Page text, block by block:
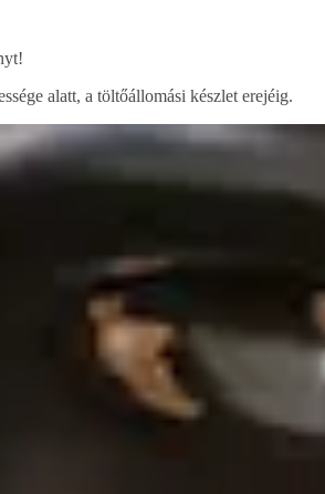
alatt, a töltőállomási készlet erejéig.